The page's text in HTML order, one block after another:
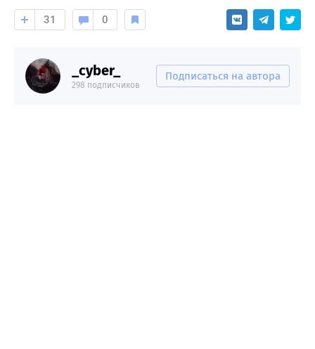
31 0
_cyber_
298 подписчиков
Подписаться на автора